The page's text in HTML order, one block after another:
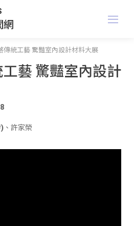
網
傳統工藝 驚豔室內設計材料大展
藝 驚豔室內設計
、 許家榮